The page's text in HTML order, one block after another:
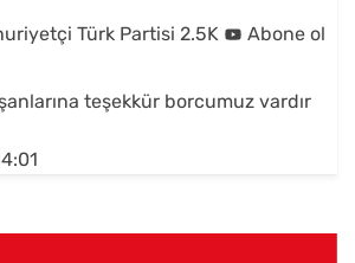
Türk Partisi 2.5K Abone ol
teşekkür borcumuz vardır